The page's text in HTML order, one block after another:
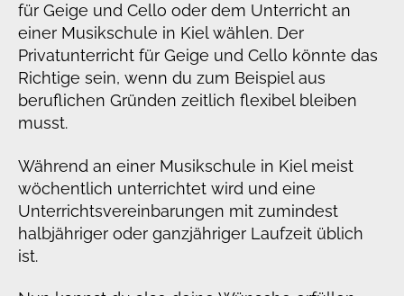
für Geige und Cello oder dem Unterricht an
einer Musikschule in Kiel wählen. Der
Privatunterricht für Geige und Cello könnte das
Richtige sein, wenn du zum Beispiel aus
beruflichen Gründen zeitlich flexibel bleiben
musst.
Während an einer Musikschule in Kiel meist
wöchentlich unterrichtet wird und eine
Unterrichtsvereinbarungen mit zumindest
halbjähriger oder ganzjähriger Laufzeit üblich
ist.